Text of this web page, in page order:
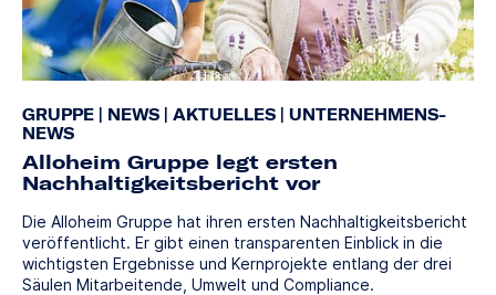
GRUPPE NEWS AKTUELLES
UNTERNEHMENS-
NEWS
Alloheim Gruppe legt ersten
Nachhaltigkeitsbericht vor
Die Alloheim Gruppe hat ihren ersten Nachhaltigkeitsbericht
veröffentlicht. Er gibt einen transparenten Einblick in die
wichtigsten Ergebnisse und Kernprojekte entlang der drei
Säulen Mitarbeitende, Umwelt und Compliance.